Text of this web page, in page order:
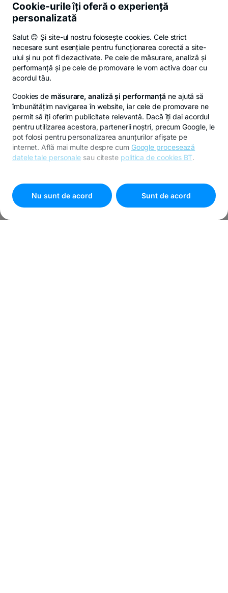
Cookie-urile îți oferă o experiență
personalizată
Salut 😊 Și site-ul nostru folosește cookies. Cele strict
necesare sunt esențiale pentru funcționarea corectă a site-
ului și nu pot fi dezactivate. Pe cele de măsurare, analiză și
performanță și pe cele de promovare le vom activa doar cu
acordul tău.
Cookies de măsurare, analiză și performanță ne ajută să
îmbunătățim navigarea în website, iar cele de promovare ne
permit să îți oferim publicitate relevantă. Dacă îți dai acordul
pentru utilizarea acestora, partenerii noștri, precum Google, le
pot folosi pentru personalizarea anunțurilor afișate pe
internet. Află mai multe despre cum Google procesează
datele tale personale sau citeste politica de cookies BT.
cookies"
Nu sunt de acord
Sunt de acord